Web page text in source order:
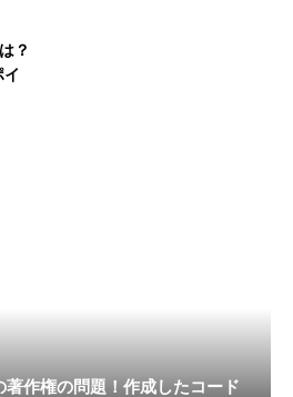
？
作権の問題！作成したコード